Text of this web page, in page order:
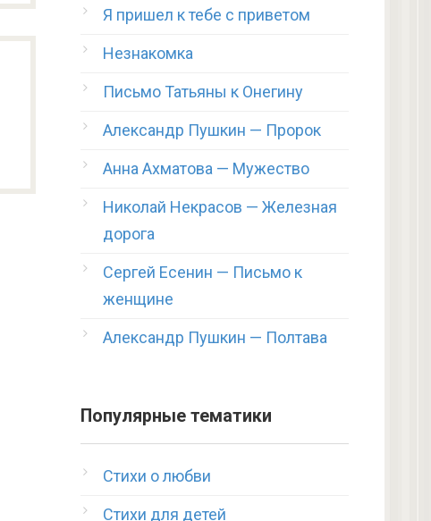
Я пришел к тебе с приветом
Незнакомка
Письмо Татьяны к Онегину
Александр Пушкин — Пророк
Анна Ахматова — Мужество
Николай Некрасов — Железная
дорога
Сергей Есенин — Письмо к
женщине
Александр Пушкин — Полтава
Популярные тематики
Стихи о любви
Стихи для детей